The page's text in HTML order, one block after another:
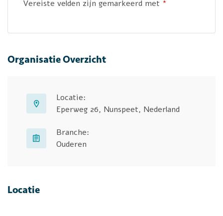
Vereiste velden zijn gemarkeerd met *
Organisatie Overzicht
Locatie:
Eperweg 26, Nunspeet, Nederland
Branche:
Ouderen
Locatie